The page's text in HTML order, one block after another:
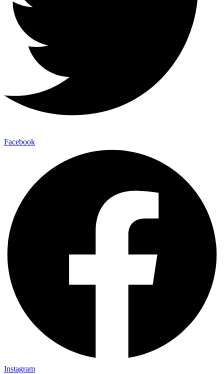
Facebook
Instagram